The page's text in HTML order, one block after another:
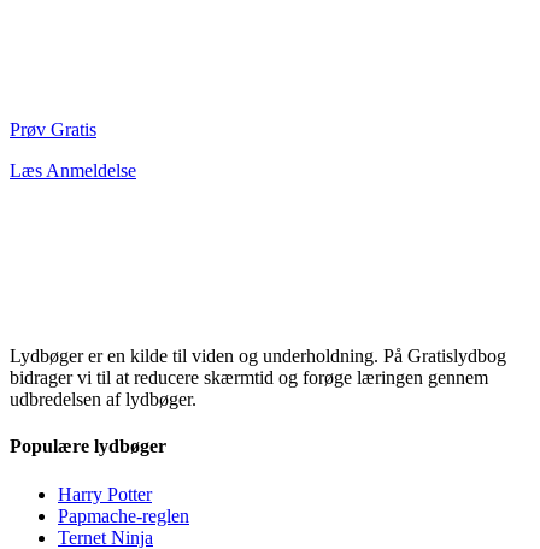
Prøv Gratis
Læs Anmeldelse
Lydbøger er en kilde til viden og underholdning. På Gratislydbog
bidrager vi til at reducere skærmtid og forøge læringen gennem
udbredelsen af lydbøger.
Populære lydbøger
Harry Potter
Papmache-reglen
Ternet Ninja